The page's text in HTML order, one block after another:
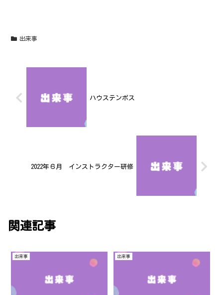
出来事
ハウステンボス
2022年６月 インストラクター研修
関連記事
出来事 出来事